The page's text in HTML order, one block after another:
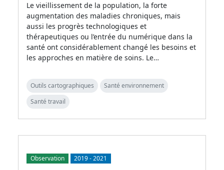
Le vieillissement de la population, la forte
augmentation des maladies chroniques, mais
aussi les progrès technologiques et
thérapeutiques ou l’entrée du numérique dans la
santé ont considérablement changé les besoins et
les approches en matière de soins. Le…
Outils cartographiques
Santé environnement
Santé travail
Observation 2019-2021